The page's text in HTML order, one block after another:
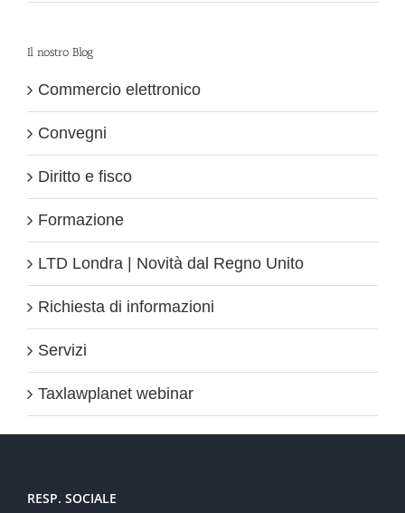
Il nostro Blog
Commercio elettronico
Convegni
Diritto e fisco
Formazione
LTD Londra | Novità dal Regno Unito
Richiesta di informazioni
Servizi
Taxlawplanet webinar
RESP. SOCIALE